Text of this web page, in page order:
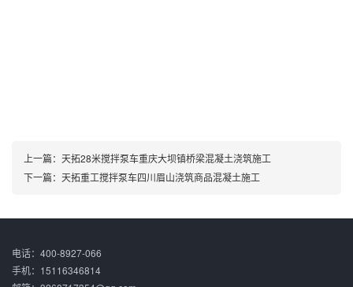
上一篇： 天拓28米搅拌泵车重庆大坝镇桥梁混凝土浇筑施工
下一篇： 天拓重工搅拌泵车四川眉山浇筑商品混凝土施工
电话：400-8927-066
手机：15116346814